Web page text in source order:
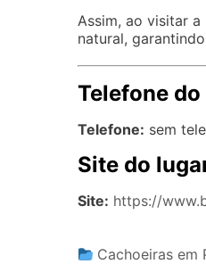
Assim, ao visitar
natural,
Telefone
Telefone: sem
Site do
Site: https://
Cachoeiras em